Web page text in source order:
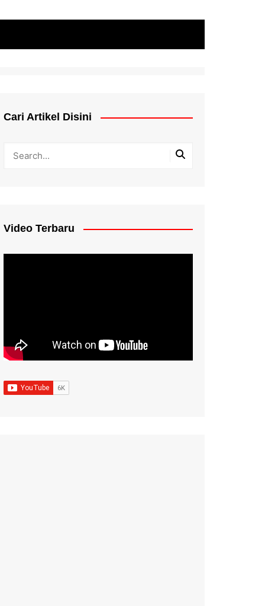
Cari Artikel Disini
Video Terbaru